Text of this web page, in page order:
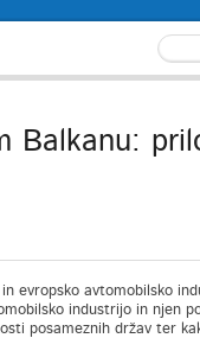
Balkanu:
evropsko avtomobilsko
industrijo in njen
posameznih držav ter